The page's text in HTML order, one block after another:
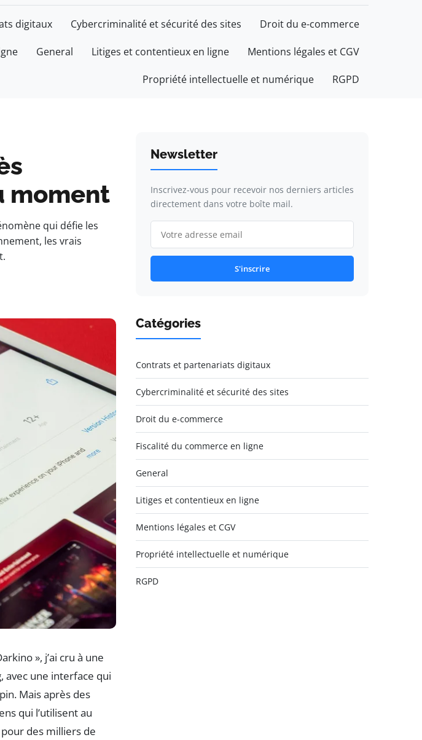
digitaux Cybercriminalité et sécurité des sites Droit du e-commerce
General Litiges et contentieux en ligne Mentions légales et CGV
Propriété intellectuelle et numérique RGPD
moment
qui défie les
les vrais
», j’ai cru à une
avec une interface qui
Mais après des
qui l’utilisent au
des milliers de
Newsletter
Inscrivez-vous pour recevoir nos derniers articles
directement dans votre boîte mail.
S'inscrire
Catégories
Contrats et partenariats digitaux
Cybercriminalité et sécurité des sites
Droit du e-commerce
Fiscalité du commerce en ligne
General
Litiges et contentieux en ligne
Mentions légales et CGV
Propriété intellectuelle et numérique
RGPD